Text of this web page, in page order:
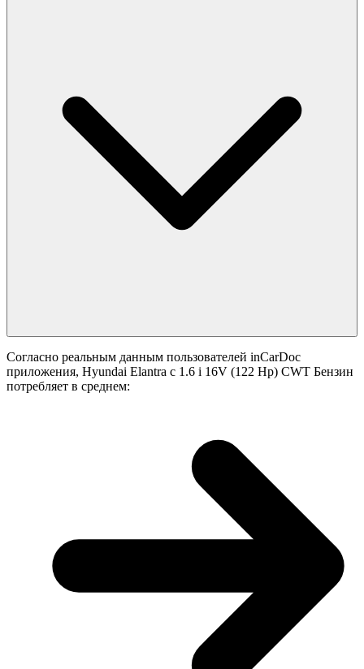
Согласно реальным данным пользователей inCarDoc
приложения, Hyundai Elantra с 1.6 i 16V (122 Hp) CWT Бензин
потребляет в среднем: